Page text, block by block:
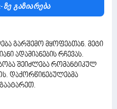
Ზე Გაზიარება
გარშემო მყოფებთან. მეტი
ადამიანების რჩევას.
შეიძლება რომანტიკულ
დაქორწინებულებმა